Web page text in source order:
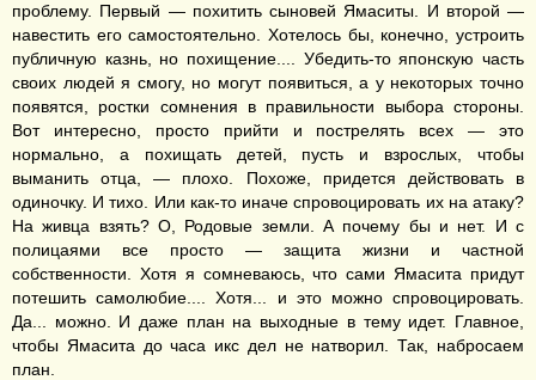
проблему. Первый — похитить сыновей Ямаситы. И второй —
навестить его самостоятельно. Хотелось бы, конечно, устроить
публичную казнь, но похищение.... Убедить-то японскую часть
своих людей я смогу, но могут появиться, а у некоторых точно
появятся, ростки сомнения в правильности выбора стороны.
Вот интересно, просто прийти и пострелять всех — это
нормально, а похищать детей, пусть и взрослых, чтобы
выманить отца, — плохо. Похоже, придется действовать в
одиночку. И тихо. Или как-то иначе спровоцировать их на атаку?
На живца взять? О, Родовые земли. А почему бы и нет. И с
полицаями все просто — защита жизни и частной
собственности. Хотя я сомневаюсь, что сами Ямасита придут
потешить самолюбие.... Хотя... и это можно спровоцировать.
Да... можно. И даже план на выходные в тему идет. Главное,
чтобы Ямасита до часа икс дел не натворил. Так, набросаем
план.